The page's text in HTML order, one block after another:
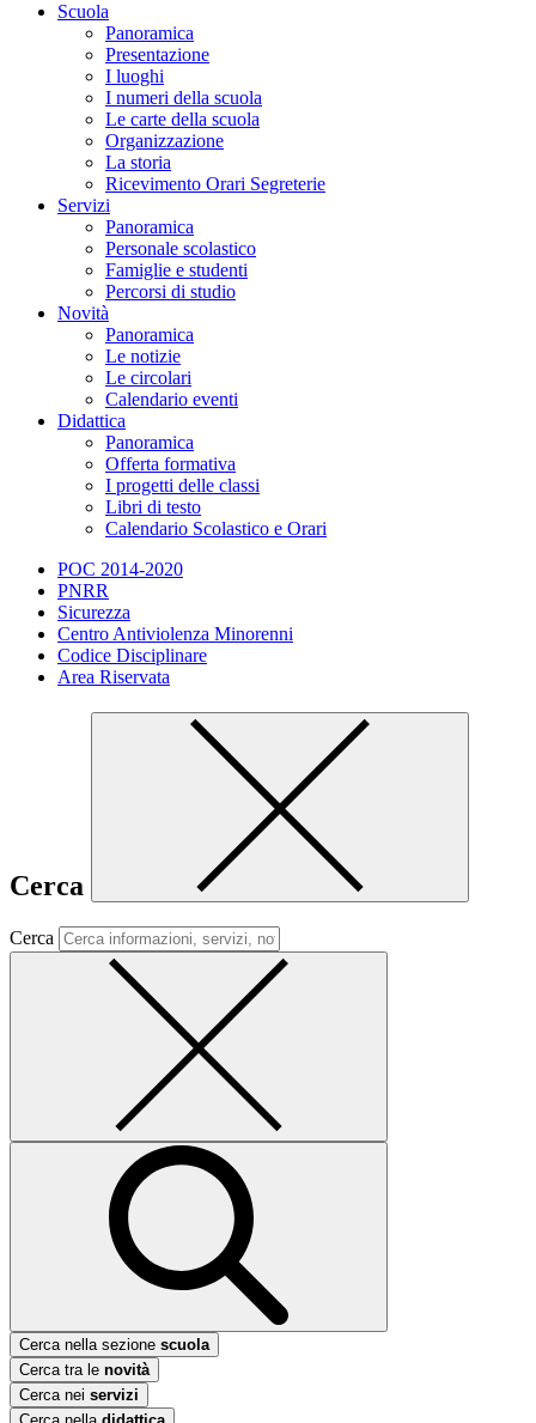
Scuola
Panoramica
Presentazione
I luoghi
I numeri della scuola
Le carte della scuola
Organizzazione
La storia
Ricevimento Orari Segreterie
Servizi
Panoramica
Personale scolastico
Famiglie e studenti
Percorsi di studio
Novità
Panoramica
Le notizie
Le circolari
Calendario eventi
Didattica
Panoramica
Offerta formativa
I progetti delle classi
Libri di testo
Calendario Scolastico e Orari
POC 2014-2020
PNRR
Sicurezza
Centro Antiviolenza Minorenni
Codice Disciplinare
Area Riservata
Cerca
Cerca
Cerca nella sezione scuola
Cerca tra le novità
Cerca nei servizi